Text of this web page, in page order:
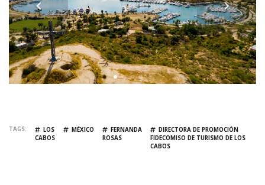
TAGS
LOS
CABOS
MÉXICO
FERNANDA
ROSAS
DIRECTORA DE PROMOCIÓN
FIDECOMISO DE TURISMO DE LOS
CABOS